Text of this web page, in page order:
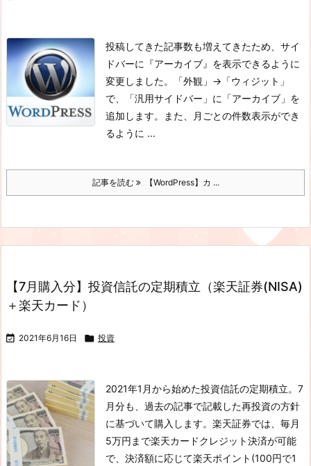
投稿してきた記事数も増えてきたため、サイ
ドバーに『アーカイブ』を表示できるように
変更しました。
「外観」→「ウィジット」
で、「汎用サイドバー」に「アーカイブ」を
追加します。
また、月ごとの件数表示ができ
るように ...
記事を読む 【WordPress】カ ...
【7月購入分】投資信託の定期積立（楽天証券(NISA)
＋楽天カード）
 2021年6月16日  投資
2021年1月から始めた投資信託の定期積立。7
月分も、過去の記事で記載した再投資の方針
に基づいて購入します。 楽天証券では、毎月
5万円まで楽天カードクレジット決済が可能
で、決済額に応じて楽天ポイント(100円で1